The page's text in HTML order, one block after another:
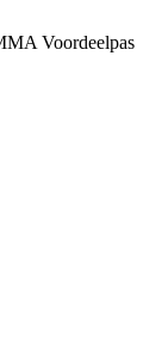
Voordeelpas